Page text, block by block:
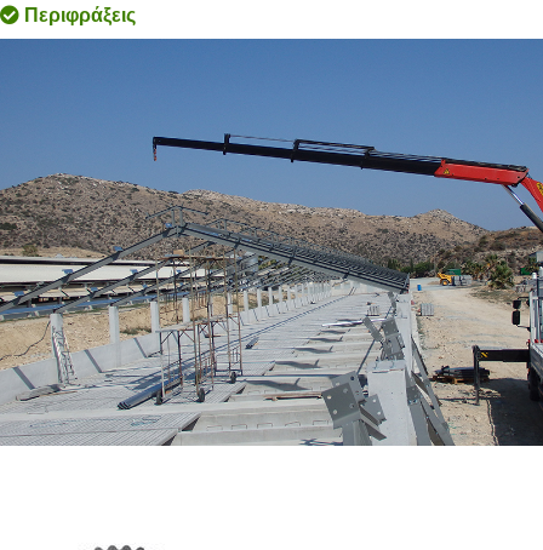
Περιφράξεις